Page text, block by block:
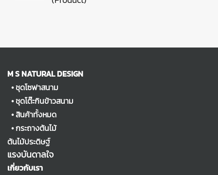
M S NATURAL DESIGN
•ชุดโซฟาสนาม
•ชุดโต๊ะกินข้าวสนาม
•สินค้าทั้งหมด
•กระถางต้นไม้
ต้นไม้ประดิษฐ์
แรงบันดาลใจ
เกี่ยวกับเรา